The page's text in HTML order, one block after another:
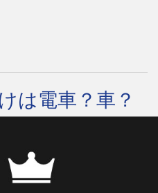
は電車？車？